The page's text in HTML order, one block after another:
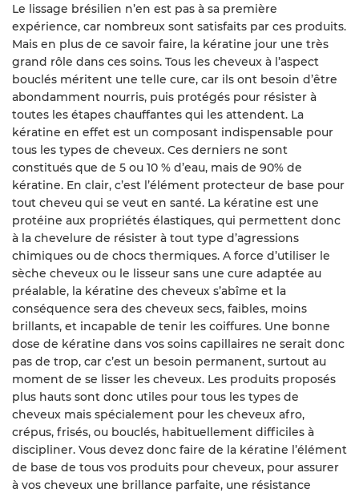
Le lissage brésilien n’en est pas à sa première
expérience, car nombreux sont satisfaits par ces produits.
Mais en plus de ce savoir faire, la kératine jour une très
grand rôle dans ces soins. Tous les cheveux à l’aspect
bouclés méritent une telle cure, car ils ont besoin d’être
abondamment nourris, puis protégés pour résister à
toutes les étapes chauffantes qui les attendent. La
kératine en effet est un composant indispensable pour
tous les types de cheveux. Ces derniers ne sont
constitués que de 5 ou 10 % d’eau, mais de 90% de
kératine. En clair, c’est l’élément protecteur de base pour
tout cheveu qui se veut en santé. La kératine est une
protéine aux propriétés élastiques, qui permettent donc
à la chevelure de résister à tout type d’agressions
chimiques ou de chocs thermiques. A force d’utiliser le
sèche cheveux ou le lisseur sans une cure adaptée au
préalable, la kératine des cheveux s’abîme et la
conséquence sera des cheveux secs, faibles, moins
brillants, et incapable de tenir les coiffures. Une bonne
dose de kératine dans vos soins capillaires ne serait donc
pas de trop, car c’est un besoin permanent, surtout au
moment de se lisser les cheveux. Les produits proposés
plus hauts sont donc utiles pour tous les types de
cheveux mais spécialement pour les cheveux afro,
crépus, frisés, ou bouclés, habituellement difficiles à
discipliner. Vous devez donc faire de la kératine l’élément
de base de tous vos produits pour cheveux, pour assurer
à vos cheveux une brillance parfaite, une résistance